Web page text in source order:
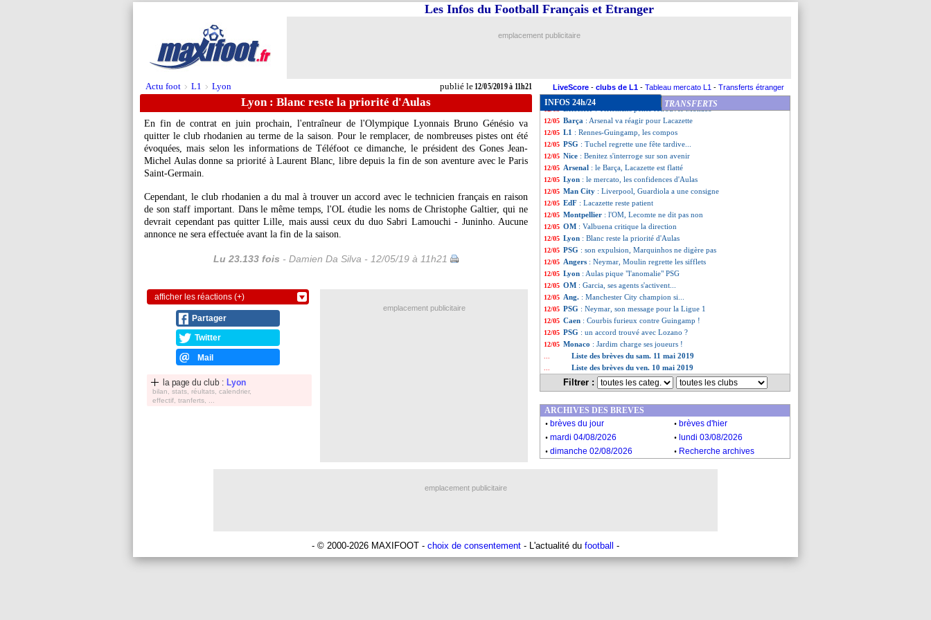
Actu foot > L1 > Lyon publié le12/05/2019 à 11h21
Les Infos du Football Français et Etranger
emplacement publicitaire
LiveScore - clubs de L1 - Tableau mercato L1 - Transferts étranger
Lyon : Blanc reste la priorité d'Aulas
En fin de contrat en juin prochain, l'entraîneur de l'Olympique Lyonnais Bruno Génésio va
quitter le club rhodanien au terme de la saison. Pour le remplacer, de nombreuses pistes ont été
évoquées, mais selon les informations de Téléfoot ce dimanche, le président des Gones Jean-
Michel Aulas donne sa priorité à Laurent Blanc, libre depuis la fin de son aventure avec le Paris
Saint-Germain.
Cependant, le club rhodanien a du mal à trouver un accord avec le technicien français en raison
de son staff important. Dans le même temps, l'OL étudie les noms de Christophe Galtier, qui ne
devrait cependant pas quitter Lille, mais aussi ceux du duo Sabri Lamouchi - Juninho. Aucune
annonce ne sera effectuée avant la fin de la saison.
Lu 23.133 fois - Damien Da Silva - 12/05/19 à 11h21
afficher les réactions (+)
Partager
Twitter
Mail
la page du club : Lyon
bilan, stats, réultats, calendrier,
effectif, tranferts, ...
INFOS 24h/24 TRANSFERTS
12/05 Ang.: Manchester City remporte le titre !
12/05 Bordeaux: le clan Sankharé prévient le club
12/05 L1: Rennes 1-1 Guingamp (fini)
12/05 Barça: Dani Alves défend Messi
12/05 EdF: Valbuena aura toujours des regrets
: Tielemans pense retrouver Monaco
12/05 Barça : Arsenal va réagir pour Lacazette
12/05 L1 : Rennes-Guingamp, les compos
12/05 PSG : Tuchel regrette une fête tardive...
12/05 Nice : Benitez s'interroge sur son avenir
12/05 Arsenal : le Barça, Lacazette est flatté
12/05 Lyon : le mercato, les confidences d'Aulas
12/05 Man City : Liverpool, Guardiola a une consigne
12/05 EdF : Lacazette reste patient
12/05 Montpellier : l'OM, Lecomte ne dit pas non
12/05 OM : Valbuena critique la direction
12/05 Lyon : Blanc reste la priorité d'Aulas
12/05 PSG : son expulsion, Marquinhos ne digère pas
12/05 Angers : Neymar, Moulin regrette les sifflets
12/05 Lyon : Aulas pique "l'anomalie" PSG
12/05 OM : Garcia, ses agents s'activent...
12/05 Ang. : Manchester City champion si...
12/05 PSG : Neymar, son message pour la Ligue 1
12/05 Caen : Courbis furieux contre Guingamp !
12/05 PSG : un accord trouvé avec Lozano ?
12/05 Monaco : Jardim charge ses joueurs !
Liste des brèves du sam. 11 mai 2019
Liste des brèves du ven. 10 mai 2019
Filtrer :
emplacement publicitaire
ARCHIVES DES BREVES
. brèves du jour . brèves d'hier
. mardi 04/08/2026 . lundi 03/08/2026
. dimanche 02/08/2026 . Recherche archives
emplacement publicitaire
- © 2000-2026 MAXIFOOT - choix de consentement - L'actualité du football -